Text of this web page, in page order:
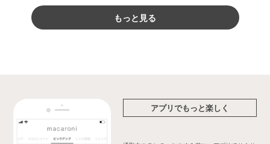
もっと見る
アプリでもっと楽しく